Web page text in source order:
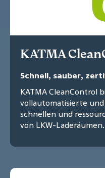
KATMA
Schnell, sauber,
KATMA CleanControl
vollautomatisierte
schnellen und
von LKW-Laderäumen.